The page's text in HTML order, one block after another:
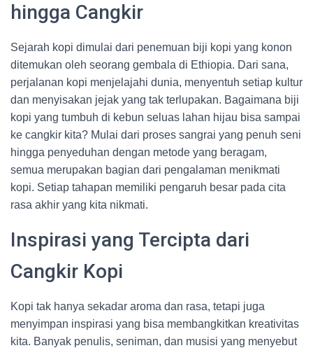
hingga Cangkir
Sejarah kopi dimulai dari penemuan biji kopi yang konon
ditemukan oleh seorang gembala di Ethiopia. Dari sana,
perjalanan kopi menjelajahi dunia, menyentuh setiap kultur
dan menyisakan jejak yang tak terlupakan. Bagaimana biji
kopi yang tumbuh di kebun seluas lahan hijau bisa sampai
ke cangkir kita? Mulai dari proses sangrai yang penuh seni
hingga penyeduhan dengan metode yang beragam,
semua merupakan bagian dari pengalaman menikmati
kopi. Setiap tahapan memiliki pengaruh besar pada cita
rasa akhir yang kita nikmati.
Inspirasi yang Tercipta dari
Cangkir Kopi
Kopi tak hanya sekadar aroma dan rasa, tetapi juga
menyimpan inspirasi yang bisa membangkitkan kreativitas
kita. Banyak penulis, seniman, dan musisi yang menyebut